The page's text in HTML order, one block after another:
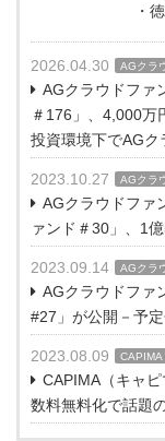
・
2026.04.30 AGクラ
AGクラウドファ
＃176」、4,000万
投資環境下でAGク
2023.10.27 AGクラ
AGクラウドファ
ァンド＃30」、1
2023.09.14 AGクラ
AGクラウドファ
#27」が公開－予
2023.08.09 CAPIMA
CAPIMA（キャ
数料無料化で話題